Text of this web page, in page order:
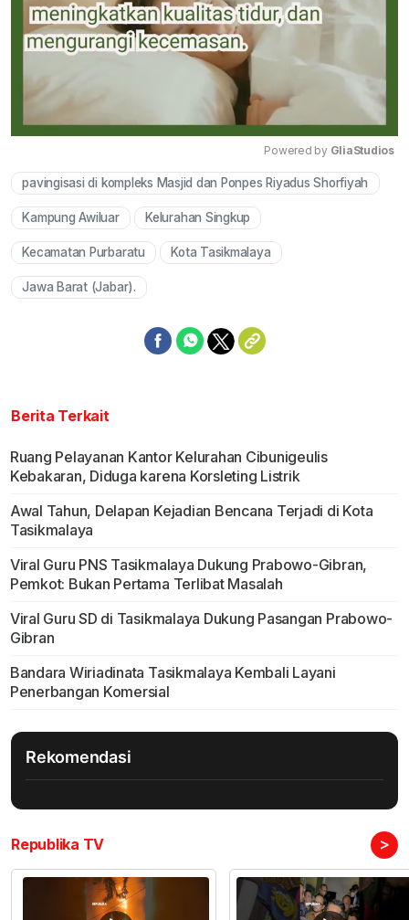
Mute
Powered by GliaStudios
pavingisasi di kompleks Masjid dan Ponpes Riyadus Shorfiyah
Kampung Awiluar Kelurahan Singkup
Kecamatan Purbaratu Kota Tasikmalaya
Jawa Barat (Jabar).
Berita Terkait
Ruang Pelayanan Kantor Kelurahan Cibunigeulis
Kebakaran, Diduga karena Korsleting Listrik
Awal Tahun, Delapan Kejadian Bencana Terjadi di Kota
Tasikmalaya
Viral Guru PNS Tasikmalaya Dukung Prabowo-Gibran,
Pemkot: Bukan Pertama Terlibat Masalah
Viral Guru SD di Tasikmalaya Dukung Pasangan Prabowo-
Gibran
Bandara Wiriadinata Tasikmalaya Kembali Layani
Penerbangan Komersial
Rekomendasi
Republika TV >